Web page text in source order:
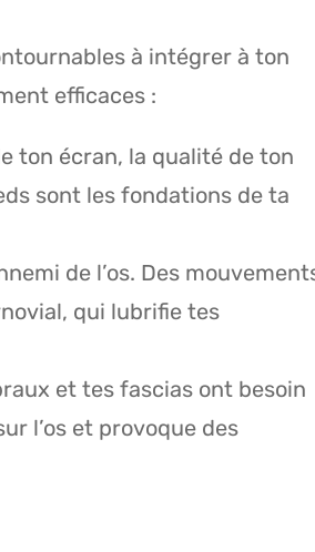
à intégrer à ton
efficaces :
ton écran, la qualité de ton
sont les fondations de ta
de l’os. Des
qui lubrifie tes
et tes fascias ont besoin
l’os et provoque des